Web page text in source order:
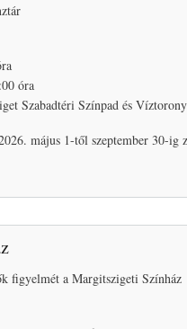
óra
Szabadtéri Színpad és
május 1-től szeptember 30-ig
figyelmét a Margitszigeti Színház